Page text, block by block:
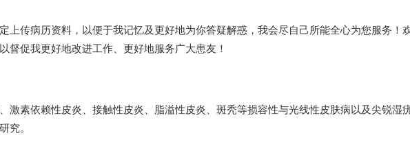
上传病历资料，以便于我记忆及更好地为你答疑解惑，我会尽自己所能全心为您服务！
督促我更好地改进工作、更好地服务广大患友！
激素依赖性皮炎、接触性皮炎、脂溢性皮炎、斑秃等损容性与光线性皮肤病以及尖锐湿
究。